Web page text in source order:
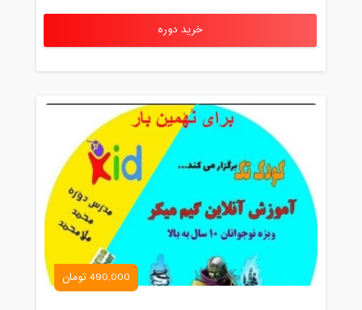
خرید دوره
490,000 تومان